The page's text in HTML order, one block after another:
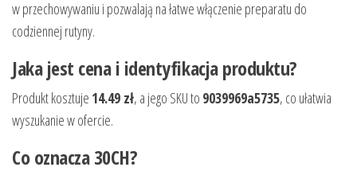
w przechowywaniu i pozwalają na łatwe włączenie preparatu do
codziennej rutyny.
Jaka jest cena i identyfikacja produktu?
Produkt kosztuje 14.49 zł, a jego SKU to 9039969a5735, co ułatwia
wyszukanie w ofercie.
Co oznacza 30CH?